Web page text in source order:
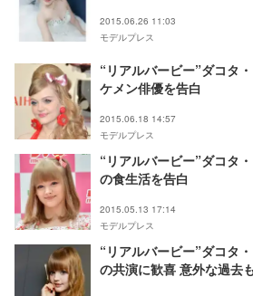
2015.06.26 11:03
モデルプレス
“リアルバービー”ダコタ
ケメン俳優を告白
2015.06.18 14:57
モデルプレス
“リアルバービー”ダコタ
の食生活を告白
2015.05.13 17:14
モデルプレス
“リアルバービー”ダコタ
の共演に歓喜 意外な過去